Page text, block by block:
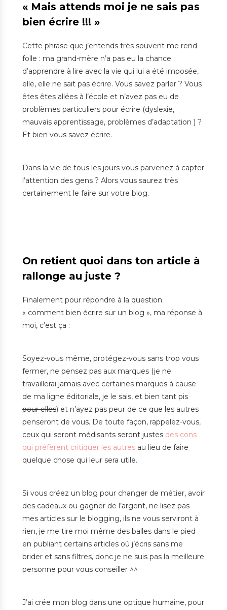
« Mais attends moi je ne sais pas
bien écrire !!! »
Cette phrase que j’entends très souvent me rend
folle : ma grand-mère n’a pas eu la chance
d’apprendre à lire avec la vie qui lui a été imposée,
elle, elle ne sait pas écrire. Vous savez parler ? Vous
êtes êtes allées à l’école et n’avez pas eu de
problèmes particuliers pour écrire (dyslexie,
mauvais apprentissage, problèmes d’adaptation ) ?
Et bien vous savez écrire.
Dans la vie de tous les jours vous parvenez à capter
l’attention des gens ? Alors vous saurez très
certainement le faire sur votre blog.
On retient quoi dans ton article à
rallonge au juste ?
Finalement pour répondre à la question
« comment bien écrire sur un blog », ma réponse à
moi, c’est ça :
Soyez-vous même, protégez-vous sans trop vous
fermer, ne pensez pas aux marques (je ne
travaillerai jamais avec certaines marques à cause
de ma ligne éditoriale, je le sais, et bien tant pis
pour elles) et n’ayez pas peur de ce que les autres
penseront de vous. De toute façon, rappelez-vous,
ceux qui seront médisants seront justes des cons
qui préfèrent critiquer les autres au lieu de faire
quelque chose qui leur sera utile.
Si vous créez un blog pour changer de métier, avoir
des cadeaux ou gagner de l’argent, ne lisez pas
mes articles sur le blogging, ils ne vous serviront à
rien, je me tire moi même des balles dans le pied
en publiant certains articles où j’écris sans me
brider et sans filtres, donc je ne suis pas la meilleure
personne pour vous conseiller ^^
J’ai crée mon blog dans une optique humaine, pour